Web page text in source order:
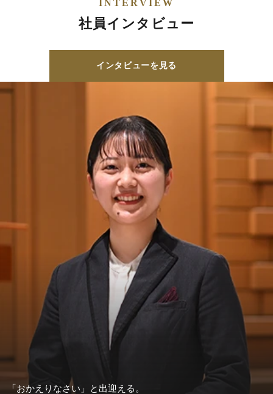
INTERVIEW
社員インタビュー
インタビューを見る
「おかえりなさい」と出迎える。